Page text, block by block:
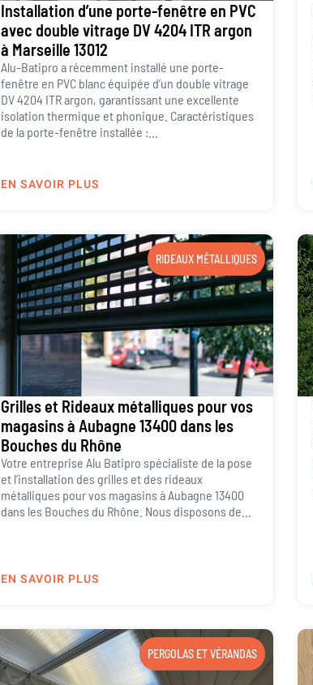
Installation d’une porte-fenêtre en PVC
avec double vitrage DV 4204 ITR argon
à Marseille 13012
Alu-Batipro a récemment installé une porte-
fenêtre en PVC blanc équipée d’un double vitrage
DV 4204 ITR argon, garantissant une excellente
isolation thermique et phonique. Caractéristiques
de la porte-fenêtre installée :...
EN SAVOIR PLUS
RIDEAUX MÉTALLIQUES
Grilles et Rideaux métalliques pour vos
magasins à Aubagne 13400 dans les
Bouches du Rhône
Votre entreprise Alu Batipro spécialiste de la pose
et l’installation des grilles et des rideaux
métalliques pour vos magasins à Aubagne 13400
dans les Bouches du Rhône. Nous disposons de...
EN SAVOIR PLUS
PERGOLAS ET VÉRANDAS